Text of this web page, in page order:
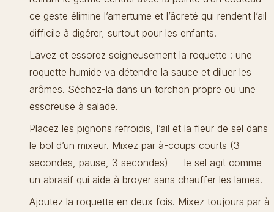
ce geste élimine l’amertume et l’âcreté qui rendent l’ail
difficile à digérer, surtout pour les enfants.
Lavez et essorez soigneusement la roquette : une
roquette humide va détendre la sauce et diluer les
arômes. Séchez-la dans un torchon propre ou une
essoreuse à salade.
Placez les pignons refroidis, l’ail et la fleur de sel dans
le bol d’un mixeur. Mixez par à-coups courts (3
secondes, pause, 3 secondes) — le sel agit comme
un abrasif qui aide à broyer sans chauffer les lames.
Ajoutez la roquette en deux fois. Mixez toujours par à-